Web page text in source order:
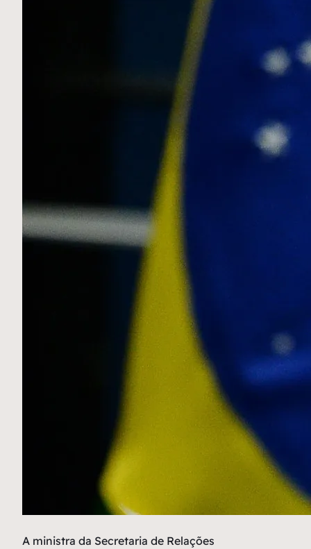
A ministra da Secretaria de Relações